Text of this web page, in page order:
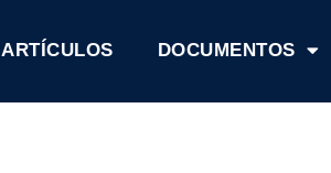
ARTÍCULOS DOCUMENTOS